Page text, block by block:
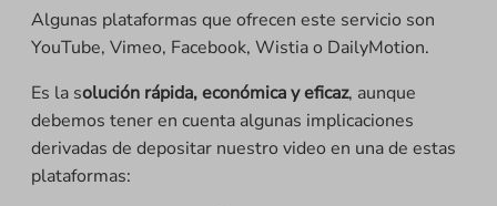
Algunas plataformas que ofrecen este servicio son
YouTube, Vimeo, Facebook, Wistia o DailyMotion.
Es la solución rápida, económica y eficaz, aunque
debemos tener en cuenta algunas implicaciones
derivadas de depositar nuestro video en una de estas
plataformas: